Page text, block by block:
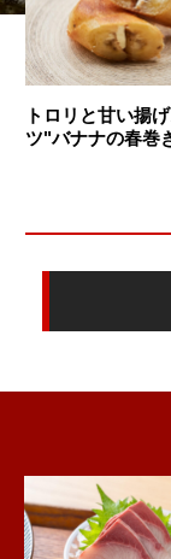
トロリと甘い揚
ツ"バナナの春巻